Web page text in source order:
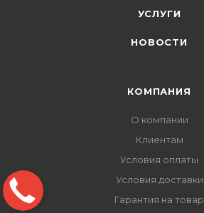
УСЛУГИ
НОВОСТИ
КОМПАНИЯ
О компании
Клиентам
Условия оплаты
Условия доставки
Гарантия на товар